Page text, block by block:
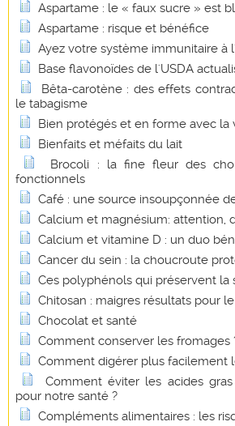
Aspartame : le « faux sucre » est
Aspartame : risque et bénéfice
Ayez votre système immunitaire à
Base flavonoïdes de l'USDA
Bêta-carotène : des effets
le tabagisme
Bien protégés et en forme avec la
Bienfaits et méfaits du lait
Brocoli : la fine fleur des
fonctionnels
Café : une source insoupçonnée
Calcium et magnésium: attention,
Calcium et vitamine D : un duo
Cancer du sein : la choucroute
Ces polyphénols qui préservent la
Chitosan : maigres résultats pour
Chocolat et santé
Comment conserver les fromages
Comment digérer plus facilement
Comment éviter les acides
pour notre santé ?
Compléments alimentaires : les